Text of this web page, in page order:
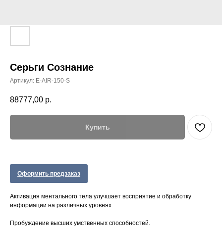
Серьги Сознание
Артикул: E-AIR-150-S
88777,00 р.
Купить
Оформить предзаказ
Активация ментального тела улучшает восприятие и обработку
информации на различных уровнях.
Пробуждение высших умственных способностей.